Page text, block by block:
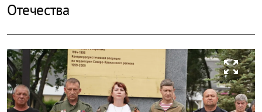
Отечества
zoom_out_map